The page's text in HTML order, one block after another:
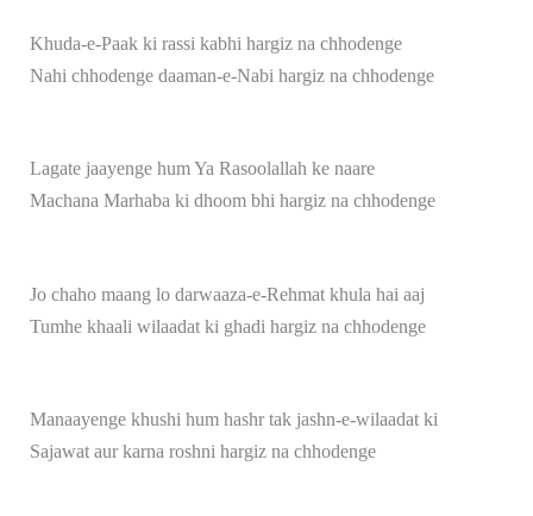
Khuda-e-Paak ki rassi kabhi hargiz na chhodenge
Nahi chhodenge daaman-e-Nabi hargiz na chhodenge
Lagate jaayenge hum Ya Rasoolallah ke naare
Machana Marhaba ki dhoom bhi hargiz na chhodenge
Jo chaho maang lo darwaaza-e-Rehmat khula hai aaj
Tumhe khaali wilaadat ki ghadi hargiz na chhodenge
Manaayenge khushi hum hashr tak jashn-e-wilaadat ki
Sajawat aur karna roshni hargiz na chhodenge